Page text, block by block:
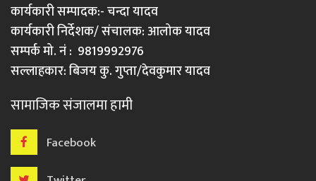
कार्यकारी सम्पादक:- चन्दा यादव
कार्यकारी निर्देशक/ संचालक: आलोक यादव
सम्पर्क मो. नं : 9819992976
सल्लाहकार: बिजय कु. गुप्ता/देवकुमार यादव
सामाजिक संजालमा हामी
Facebook